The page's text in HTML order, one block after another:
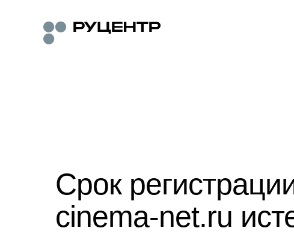
Срок
cinema-net.ru